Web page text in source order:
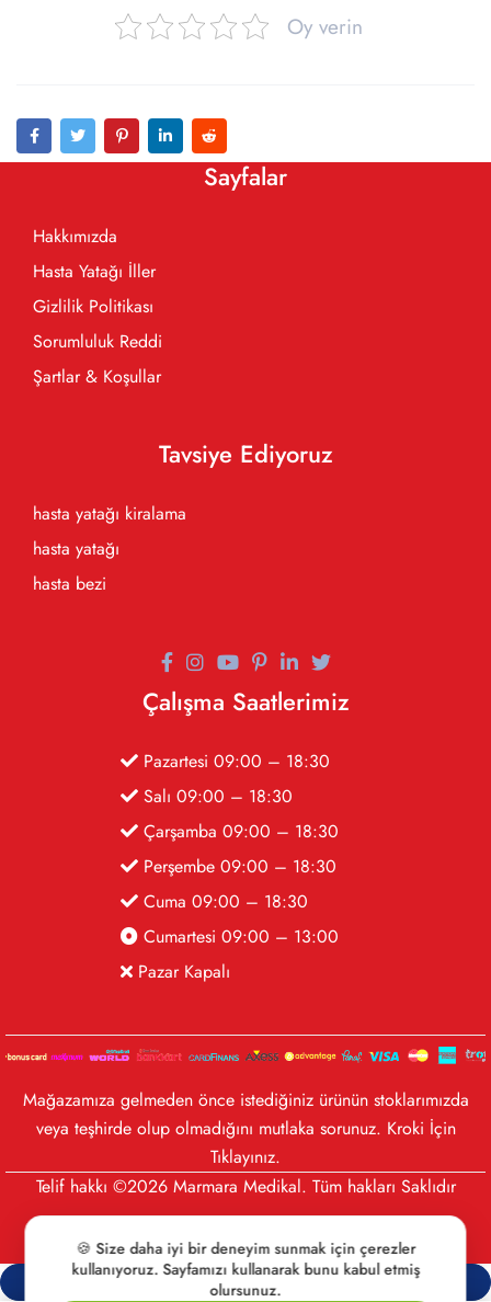
Oy verin
Sayfalar
Hakkımızda
Hasta Yatağı İller
Gizlilik Politikası
Sorumluluk Reddi
Şartlar & Koşullar
Tavsiye Ediyoruz
hasta yatağı kiralama
hasta yatağı
hasta bezi
Çalışma Saatlerimiz
Pazartesi 09:00 – 18:30
Salı 09:00 – 18:30
Çarşamba 09:00 – 18:30
Perşembe 09:00 – 18:30
Cuma 09:00 – 18:30
Cumartesi 09:00 – 13:00
Pazar Kapalı
Mağazamıza gelmeden önce istediğiniz ürünün stoklarımızda
veya teşhirde olup olmadığını mutlaka sorunuz. Kroki İçin
Tıklayınız.
Telif hakkı ©2026 Marmara Medikal. Tüm hakları Saklıdır
🍪 Size daha iyi bir deneyim sunmak için çerezler
kullanıyoruz. Sayfamızı kullanarak bunu kabul etmiş
olursunuz.
Compare (0)